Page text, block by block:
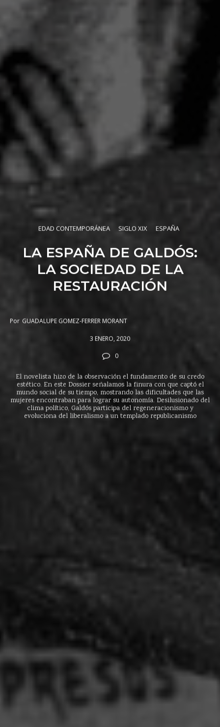
EDAD CONTEMPORÁNEA SIGLO XIX ESPAÑA
LA ESPAÑA DE GALDÓS:
LA SOCIEDAD DE LA
RESTAURACIÓN
Por GUADALUPE GOMEZ-FERRER MORANT
3 ENERO, 2020
0
El novelista hizo de la observación el fundamento de su credo
estético. En este Dossier señalamos la finura con que captó el
mundo social de su tiempo, mostrando las dificultades que las
mujeres encontraban para lograr su autonomía. Desilusionado del
clima político, Galdós participa del regeneracionismo y
evoluciona del liberalismo a un templado republicanismo